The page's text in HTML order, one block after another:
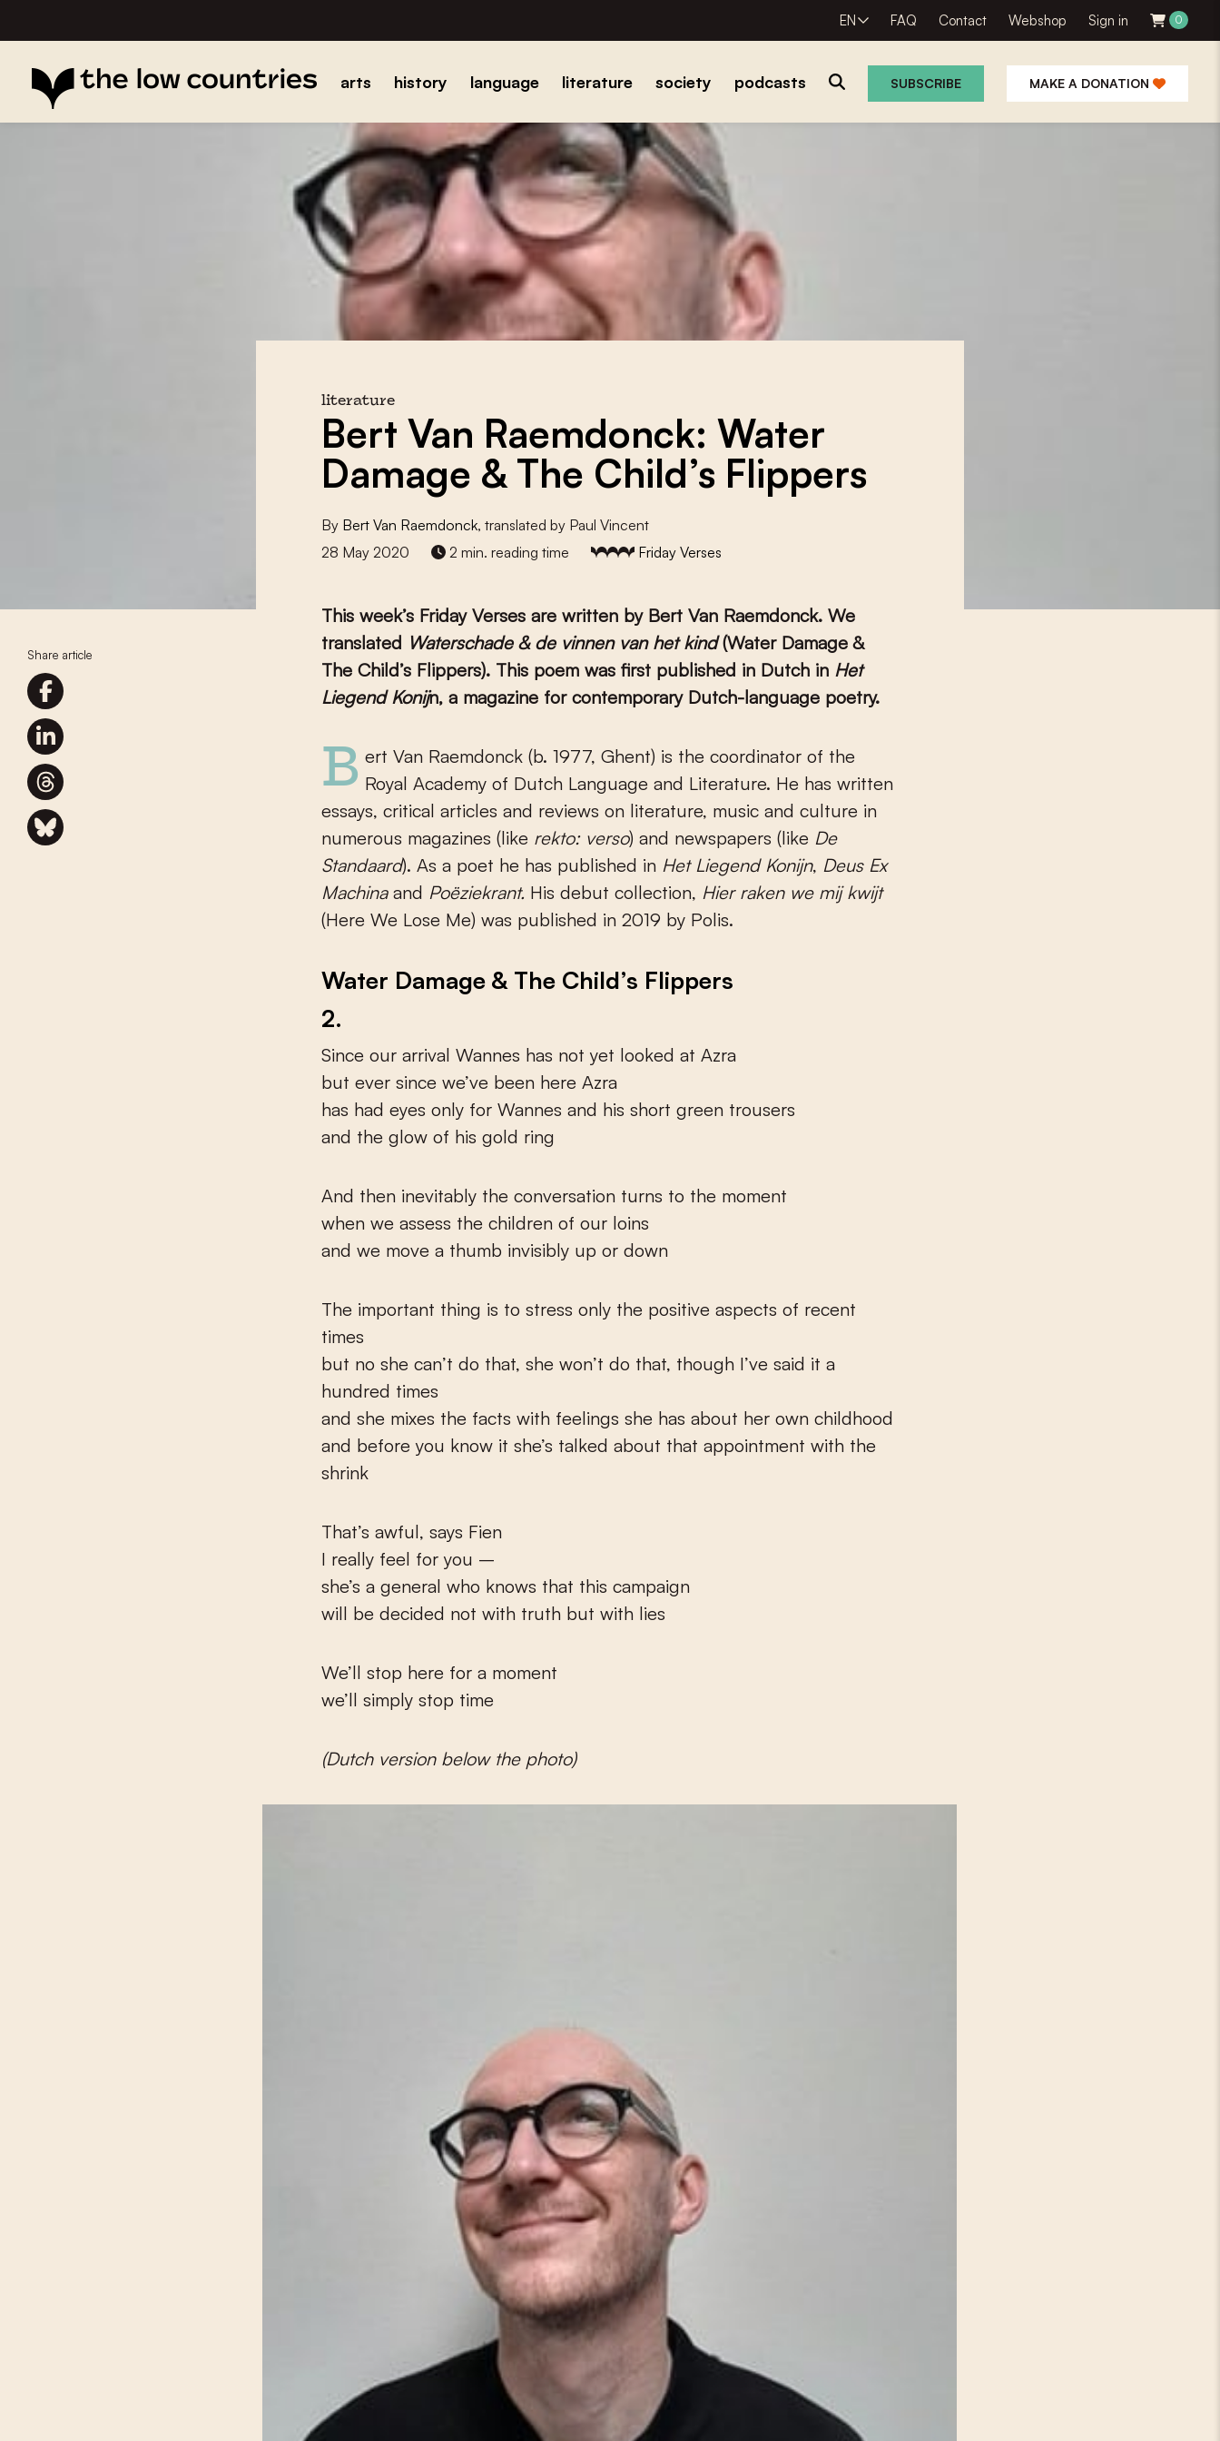
EN FAQ Contact Webshop Sign in 0
arts history language literature society podcasts SUBSCRIBE MAKE A DONATION
Share article
literature
Bert Van Raemdonck: Water
Damage & The Child’s Flippers
By Bert Van Raemdonck, translated by Paul Vincent
28 May 2020
2 min. reading time Friday Verses
This week’s Friday Verses are written by Bert Van Raemdonck. We
translated Waterschade & de vinnen van het kind(Water Damage &
The Child’s Flippers). This poem was first published in Dutch in Het
Liegend Konijn, a magazine for contemporary Dutch-language poetry.
Bert Van Raemdonck (b. 1977, Ghent) is the coordinator of the Royal Academy of Dutch Language and Literature. He has written
essays, critical articles and reviews on literature, music and culture in
numerous magazines (like rekto: verso) and newspapers (like De
Standaard). As a poet he has published in Het Liegend Konijn, Deus Ex
Machinaand Poëziekrant. His debut collection, Hier raken we mij kwijt
(Here We Lose Me) was published in 2019 by Polis.
Water Damage & The Child’s Flippers
2.
Since our arrival Wannes has not yet looked at Azra
but ever since we’ve been here Azra
has had eyes only for Wannes and his short green trousers
and the glow of his gold ring
And then inevitably the conversation turns to the moment
when we assess the children of our loins
and we move a thumb invisibly up or down
The important thing is to stress only the positive aspects of recent
times
but no she can’t do that, she won’t do that, though I’ve said it a
hundred times
and she mixes the facts with feelings she has about her own childhood
and before you know it she’s talked about that appointment with the
shrink
That’s awful, says Fien
I really feel for you –
she’s a general who knows that this campaign
will be decided not with truth but with lies
We’ll stop here for a moment
we’ll simply stop time
(Dutch version below the photo)